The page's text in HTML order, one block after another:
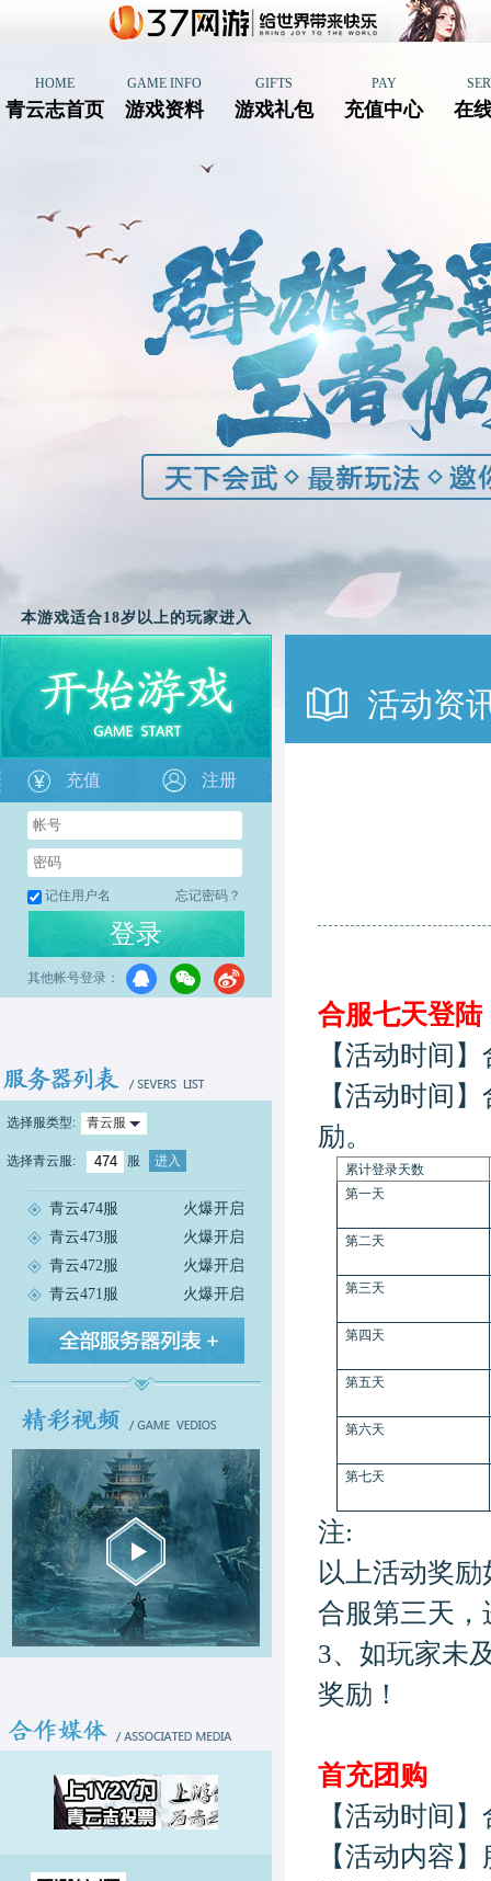
HOME
青云志首页
GAME INFO
游戏资料
GIFTS
游戏礼包
PAY
充值中心 在
本游戏适合18岁以上的玩家进入
充值 注册
记住用户名 忘记密码？
登录
其他帐号登录：
选择服类型: 青云服
选择青云服: 服 进入
火爆开启
青云474服
火爆开启
青云473服
火爆开启
青云472服
火爆开启
青云471服
活动资
合服七天登陆
【活动时间】
【活动时间】
励。
累计登录天数
第一天
第二天
第三天
第四天
第五天
第六天
第七天
注:
以上活动奖
合服第三天
3、 如玩家未
奖励！
首充团购
【活动时间】
【活动内容】